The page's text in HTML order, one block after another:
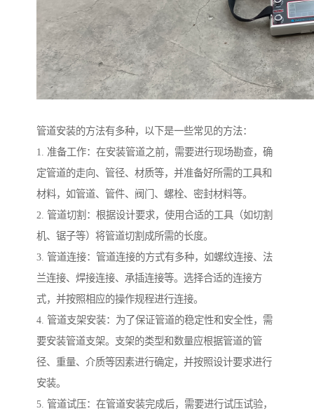
管道安装的方法有多种，以下是一些常见的方法：
1. 准备工作：在安装管道之前，需要进行现场勘查，确
定管道的走向、管径、材质等，并准备好所需的工具和
材料，如管道、管件、阀门、螺栓、密封材料等。
2. 管道切割：根据设计要求，使用合适的工具（如切割
机、锯子等）将管道切割成所需的长度。
3. 管道连接：管道连接的方式有多种，如螺纹连接、法
兰连接、焊接连接、承插连接等。选择合适的连接方
式，并按照相应的操作规程进行连接。
4. 管道支架安装：为了保证管道的稳定性和安全性，需
要安装管道支架。支架的类型和数量应根据管道的管
径、重量、介质等因素进行确定，并按照设计要求进行
安装。
5. 管道试压：在管道安装完成后，需要进行试压试验，